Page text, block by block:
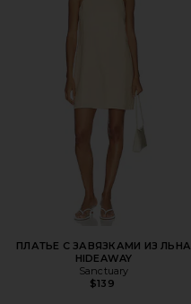
ПЛАТЬЕ С ЗАВЯЗКАМИ ИЗ ЛЬНА
HIDEAWAY
Sanctuary
$139